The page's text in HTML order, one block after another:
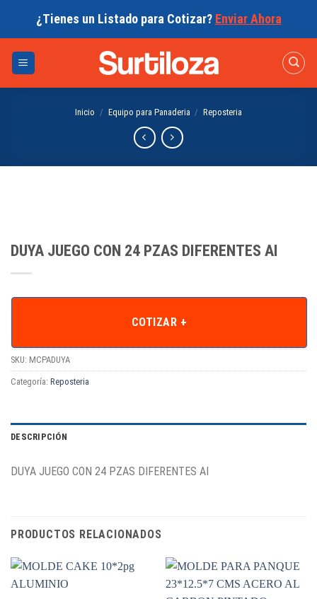
¿Tienes un Listado para Cotizar? Enviar Ahora
Inicio / Equipo para Panaderia / Reposteria
DUYA JUEGO CON 24 PZAS DIFERENTES AI
COTIZAR +
SKU: MCPADUYA
Categoría: Reposteria
DESCRIPCIÓN
DUYA JUEGO CON 24 PZAS DIFERENTES AI
PRODUCTOS RELACIONADOS